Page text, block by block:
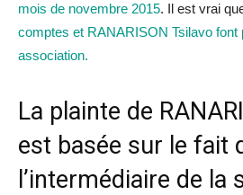
mois de novembre 2015. Il est vrai
comptes et RANARISON Tsilavo font
association.
La plainte de
est basée sur le fait
l’intermédiaire de la